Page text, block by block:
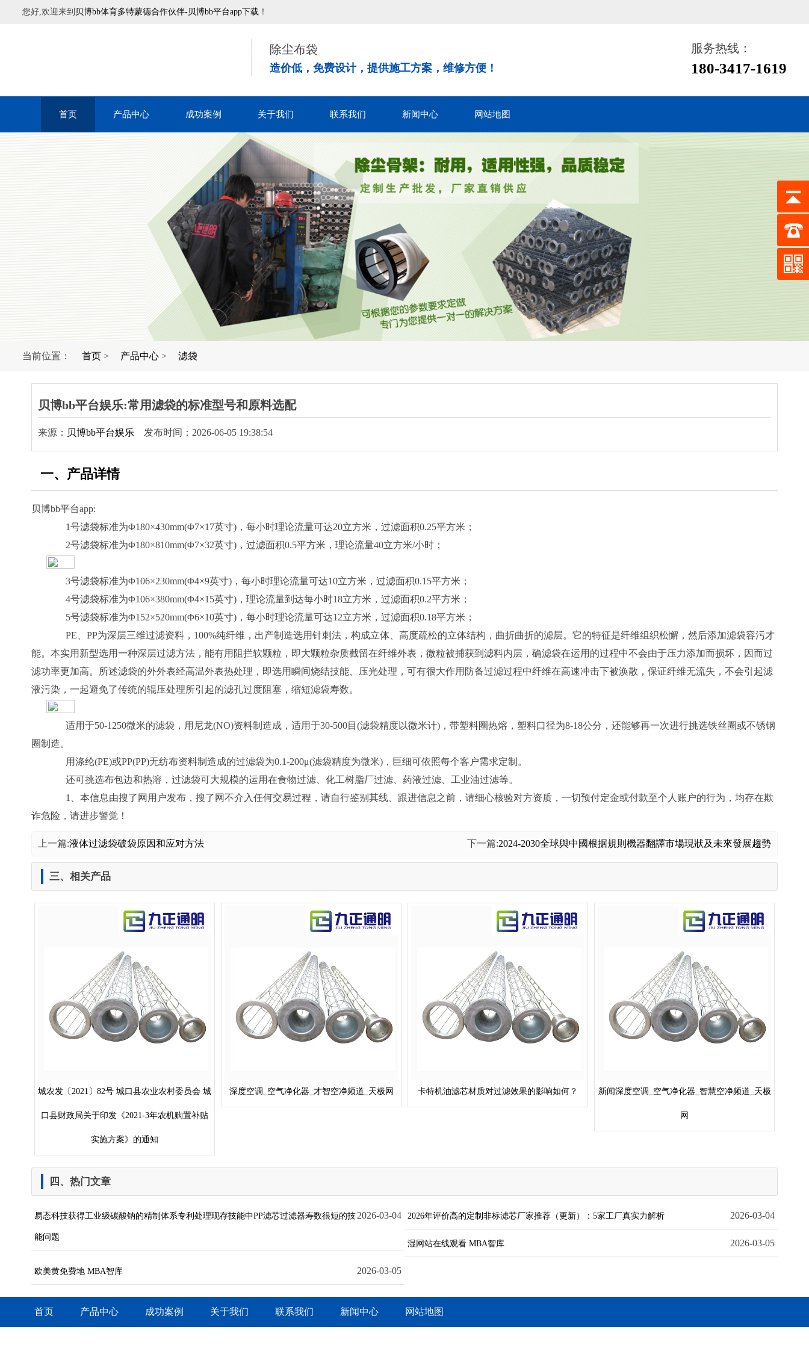
您好,欢迎来到 贝博bb体育多特蒙德合作伙伴-贝博bb平台app下载 ！
除尘布袋
造价低，免费设计，提供施工方案，维修方便！
服务热线：
180-3417-1619
首页 产品中心 成功案例 关于我们 联系我们 新闻中心 网站地图
当前位置： 首页 > 产品中心 > 滤袋
贝博bb平台娱乐:常用滤袋的标准型号和原料选配
来源： 贝博bb平台娱乐 发布时间：2026-06-05 19:38:54
一、产品详情
贝博bb平台app:
1号滤袋标准为Φ180×430mm(Φ7×17英寸)，每小时理论流量可达20立方米，过滤面积0.25平方米；
2号滤袋标准为Φ180×810mm(Φ7×32英寸)，过滤面积0.5平方米，理论流量40立方米/小时；
3号滤袋标准为Φ106×230mm(Φ4×9英寸)，每小时理论流量可达10立方米，过滤面积0.15平方米；
4号滤袋标准为Φ106×380mm(Φ4×15英寸)，理论流量到达每小时18立方米，过滤面积0.2平方米；
5号滤袋标准为Φ152×520mm(Φ6×10英寸)，每小时理论流量可达12立方米，过滤面积0.18平方米；
PE、PP为深层三维过滤资料，100%纯纤维，出产制造选用针刺法，构成立体、高度疏松的立体结构，曲折曲折的滤层。它的特征是纤维组织松懈，然后添加滤袋容污才
能。本实用新型选用一种深层过滤方法，能有用阻拦软颗粒，即大颗粒杂质截留在纤维外表，微粒被捕获到滤料内层，确滤袋在运用的过程中不会由于压力添加而损坏，因而过
滤功率更加高。所述滤袋的外外表经高温外表热处理，即选用瞬间烧结技能、压光处理，可有很大作用防备过滤过程中纤维在高速冲击下被涣散，保证纤维无流失，不会引起滤
液污染，一起避免了传统的辊压处理所引起的滤孔过度阻塞，缩短滤袋寿数。
适用于50-1250微米的滤袋，用尼龙(NO)资料制造成，适用于30-500目(滤袋精度以微米计)，带塑料圈热熔，塑料口径为8-18公分，还能够再一次进行挑选铁丝圈或不锈钢
圈制造。
用涤纶(PE)或PP(PP)无纺布资料制造成的过滤袋为0.1-200μ(滤袋精度为微米)，巨细可依照每个客户需求定制。
还可挑选布包边和热溶，过滤袋可大规模的运用在食物过滤、化工树脂厂过滤、药液过滤、工业油过滤等。
1、本信息由搜了网用户发布，搜了网不介入任何交易过程，请自行鉴别其线、跟进信息之前，请细心核验对方资质，一切预付定金或付款至个人账户的行为，均存在欺
诈危险，请进步警觉！
上一篇:液体过滤袋破袋原因和应对方法 下一篇:2024-2030全球與中國根据規則機器翻譯市場現狀及未來發展趨勢
三、相关产品
城农发〔2021〕82号 城口县农业农村委员会 城
口县财政局关于印发《2021-3年农机购置补贴
实施方案》的通知
深度空调_空气净化器_才智空净频道_天极网 卡特机油滤芯材质对过滤效果的影响如何？ 新闻深度空调_空气净化器_智慧空净频道_天极
网
四、热门文章
2026-03-04
易态科技获得工业级碳酸钠的精制体系专利处理现存技能中PP滤芯过滤器寿数很短的技
能问题
2026-03-04
2026年评价高的定制非标滤芯厂家推荐（更新）：5家工厂真实力解析
2026-03-05
湿网站在线观看 MBA智库
2026-03-05
欧美黄免费地 MBA智库
首页 产品中心 成功案例 关于我们 联系我们 新闻中心 网站地图